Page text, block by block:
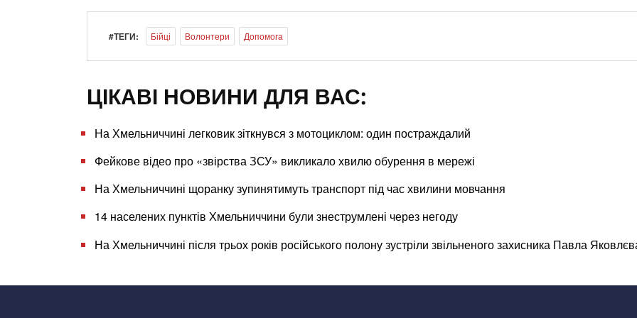
#ТЕГИ: Бійці Волонтери Допомога
ЦІКАВІ НОВИНИ ДЛЯ ВАС:
На Хмельниччині легковик зіткнувся з мотоциклом: один постраждалий
Фейкове відео про «звірства ЗСУ» викликало хвилю обурення в мережі
На Хмельниччині щоранку зупинятимуть транспорт під час хвилини мовчання
14 населених пунктів Хмельниччини були знеструмлені через негоду
На Хмельниччині після трьох років російського полону зустріли звільненого захисника Павла